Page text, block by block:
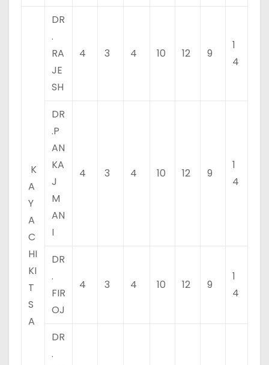
K
A
Y
A
C
HI
KI
T
S
A
DR
.
RA
JE
SH
4 3 4 10 12 9
1
4
DR
.P
AN
KA
J
M
AN
I
4 3 4 10 12 9
1
4
DR
.
FIR
OJ
4 3 4 10 12 9
1
4
DR
.